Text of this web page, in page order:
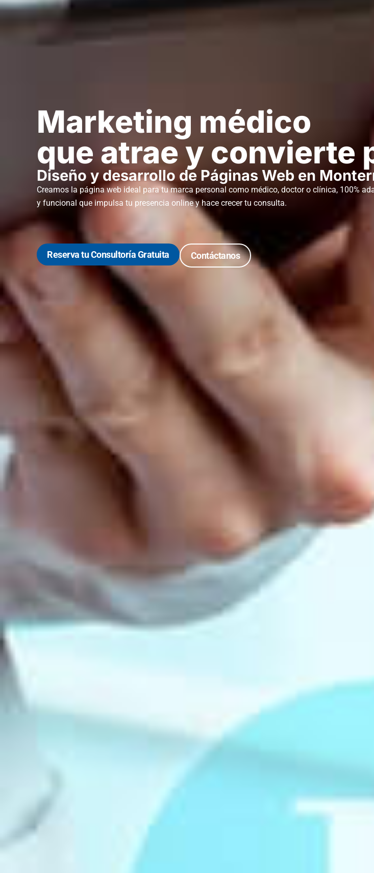
Marketing médico
que atrae y convierte
Diseño y desarrollo de Páginas Web en
Creamos la página web ideal para tu marca personal como médico, doctor o clínica, 100%
y funcional que impulsa tu presencia online y hace crecer tu consulta.
Reserva tu Consultoría Gratuita Contáctanos